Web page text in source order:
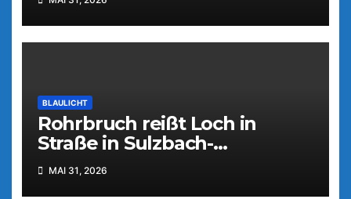
BLAULICHT
Rohrbruch reißt Loch in
Straße in Sulzbach-
Rosenberg
MAI 31, 2026